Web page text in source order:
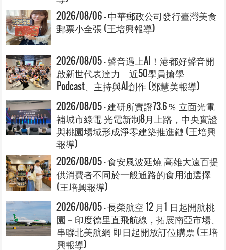
2026/08/06 - 中華郵政公司發行臺灣美食
郵票小全張 (王培興報導)
2026/08/05 - 聲音遇上AI！港都好聲音開
啟新世代表達力 近50學員搶學
Podcast、主持與AI創作 (鄭慧美報導)
2026/08/05 - 建研所實證73.6％ 立面光電
補城市綠電 光電新制8月上路，中央實證
與桃園場域形成淨零建築推進鏈 (王培興
報導)
2026/08/05 - 食安風波延燒 高雄大遠百提
供消費者不同於一般通路的食用油選擇
(王培興報導)
2026/08/05 - 長榮航空 12 月1 日起開航桃
園－印度德里直飛航線，拓展南亞市場、
串聯北美航網 即日起開放訂位購票 (王培
興報導)